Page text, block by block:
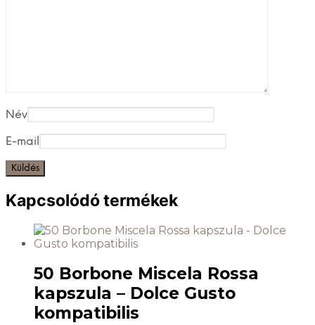
Név
E-mail
Kapcsolódó termékek
50 Borbone Miscela Rossa
kapszula – Dolce Gusto
kompatibilis